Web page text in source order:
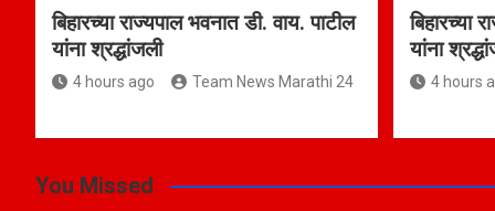
बिहारच्या राज्यपाल भवनात डी. वाय. पाटील
यांना श्रद्धांजली
4 hours ago Team News Marathi 24
बिहारच्या
यांना
4 hours
You Missed